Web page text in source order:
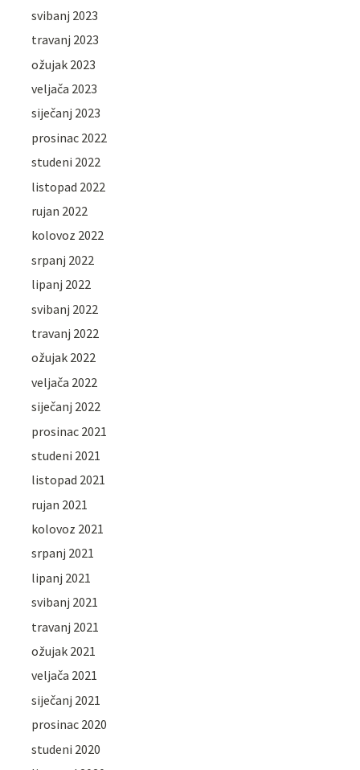
svibanj 2023
travanj 2023
ožujak 2023
veljača 2023
siječanj 2023
prosinac 2022
studeni 2022
listopad 2022
rujan 2022
kolovoz 2022
srpanj 2022
lipanj 2022
svibanj 2022
travanj 2022
ožujak 2022
veljača 2022
siječanj 2022
prosinac 2021
studeni 2021
listopad 2021
rujan 2021
kolovoz 2021
srpanj 2021
lipanj 2021
svibanj 2021
travanj 2021
ožujak 2021
veljača 2021
siječanj 2021
prosinac 2020
studeni 2020